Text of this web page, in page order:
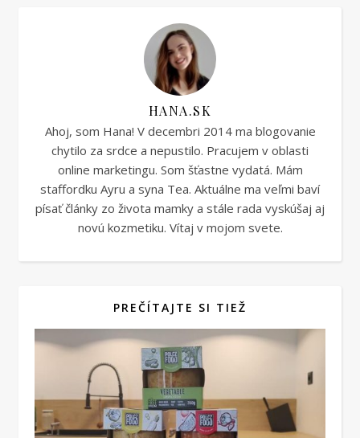
HANA.SK
Ahoj, som Hana! V decembri 2014 ma blogovanie
chytilo za srdce a nepustilo. Pracujem v oblasti
online marketingu. Som šťastne vydatá. Mám
staffordku Ayru a syna Tea. Aktuálne ma veľmi baví
písať články zo života mamky a stále rada vyskúšaj aj
novú kozmetiku. Vítaj v mojom svete.
PREČÍTAJTE SI TIEŽ